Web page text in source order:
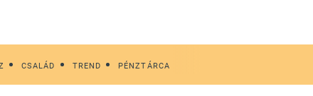
CSALÁD TREND PÉNZTÁRCA